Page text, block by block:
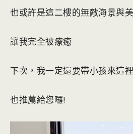
也或許是這二樓的無敵海景與
讓我完全被療癒
下次，我一定還要帶小孩來這裡
也推薦給您囉!